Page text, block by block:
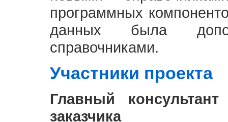
программных
данных была
справочниками.
Участники проекта
Главный
заказчика